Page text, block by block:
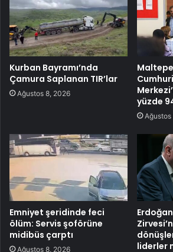
Kurban Bayramı’nda
Çamura Saplanan TIR’lar
Ağustos 8, 2026
yüzde
Emniyet şeridinde feci
ölüm: Servis şoförüne
midibüs çarptı
Ağustos 8, 2026
liderler